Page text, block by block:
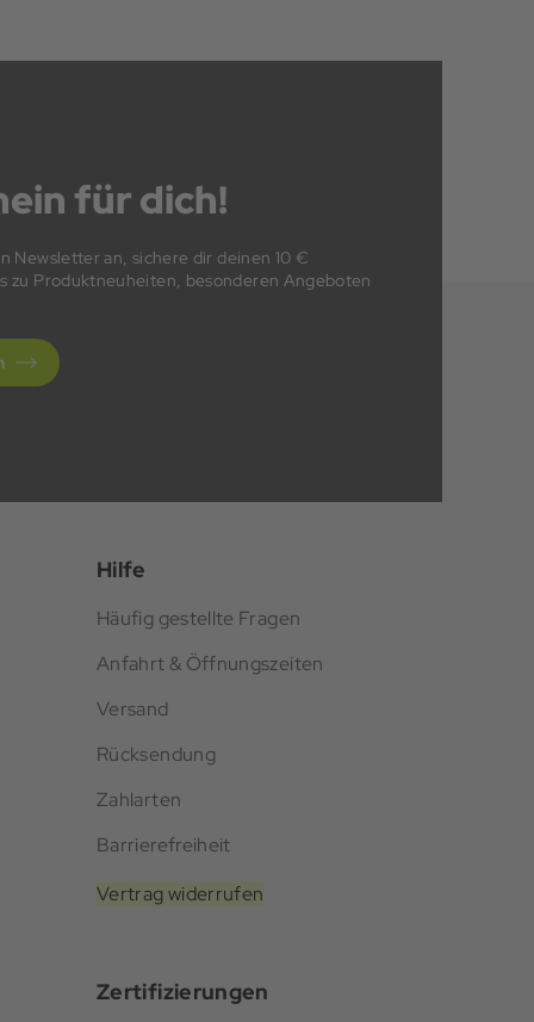
für dich!
Newsletter an, sichere dir deinen 10 €
zu Produktneuheiten, besonderen Angeboten
Hilfe
Häufig gestellte Fragen
Anfahrt & Öffnungszeiten
Versand
Rücksendung
Zahlarten
Barrierefreiheit
Vertrag widerrufen
Zertifizierungen